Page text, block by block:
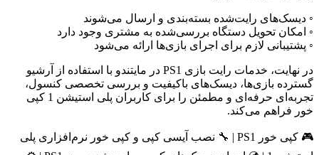
◦ دیسک‌های رایت‌شده بسته‌بندی و ارسال می‌شوند
◦ امکان تحویل دستگاه بررسی‌شده به مشتری وجود دارد
◦ پشتیبانی لازم برای اجرای بازی‌ها ارائه می‌شود
در نهایت، خدمات رایت بازی PS1 در مایتندو با استفاده از آرشیو
گسترده بازی‌ها، دیسک‌های باکیفیت و بررسی تخصصی کنسول،
تجربه‌ای حرفه‌ای و مطمئن را برای کاربران پلی استیشن 1 کپی
خور فراهم می‌کند.
🎮 کپی خور PS1 | 🔧 نصب آیسی کپی و کپی خور نرم‌افزاری پلی